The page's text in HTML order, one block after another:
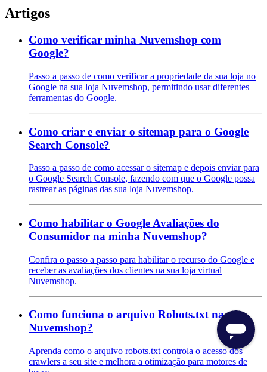
Artigos
Como verificar minha Nuvemshop com
Google?
Passo a passo de como verificar a propriedade da sua loja no
Google na sua loja Nuvemshop, permitindo usar diferentes
ferramentas do Google.
Como criar e enviar o sitemap para o Google
Search Console?
Passo a passo de como acessar o sitemap e depois enviar para
o Google Search Console, fazendo com que o Google possa
rastrear as páginas das sua loja Nuvemshop.
Como habilitar o Google Avaliações do
Consumidor na minha Nuvemshop?
Confira o passo a passo para habilitar o recurso do Google e
receber as avaliações dos clientes na sua loja virtual
Nuvemshop.
Como funciona o arquivo Robots.txt na
Nuvemshop?
Aprenda como o arquivo robots.txt controla o acesso dos
crawlers a seu site e melhora a otimização para motores de